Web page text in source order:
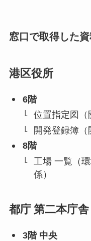
窓口で取得した
港区役所
6階
位置指定図（
開発登録簿（
8階
工場 一覧（
係）
都庁 第二本庁舎
3階 中央